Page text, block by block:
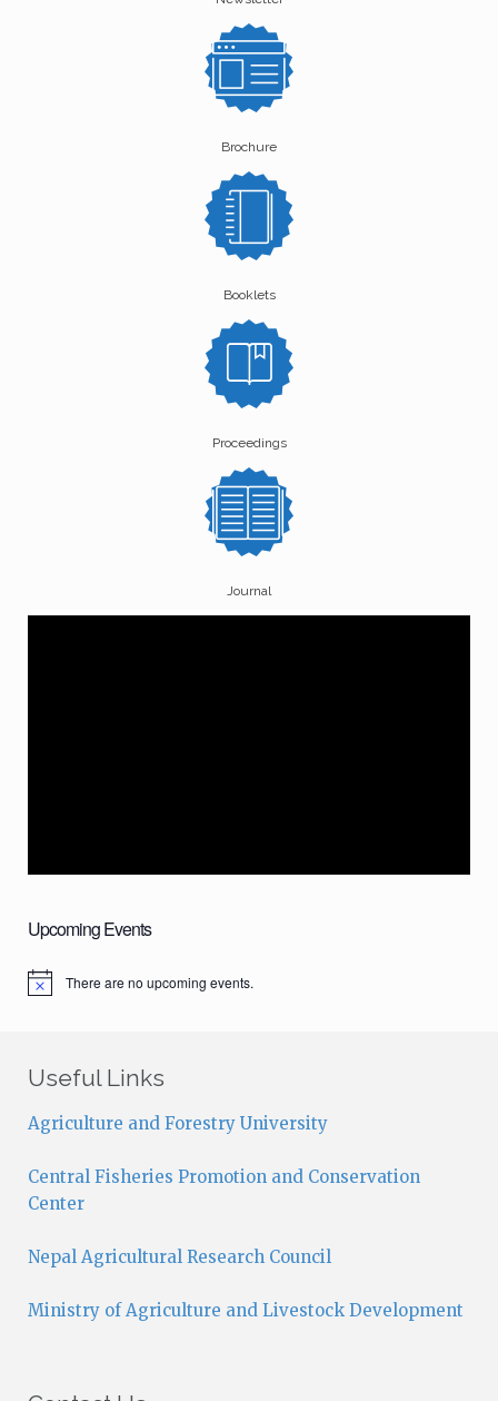
Brochure
Booklets
Proceedings
Journal
Upcoming Events
N
e
There are no upcoming events.
Useful Links
Agriculture and Forestry University
Central Fisheries Promotion and Conservation
Center
Nepal Agricultural Research Council
Ministry of Agriculture and Livestock Development